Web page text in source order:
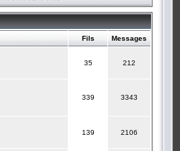
Fils Messages
35 212
339 3343
139 2106